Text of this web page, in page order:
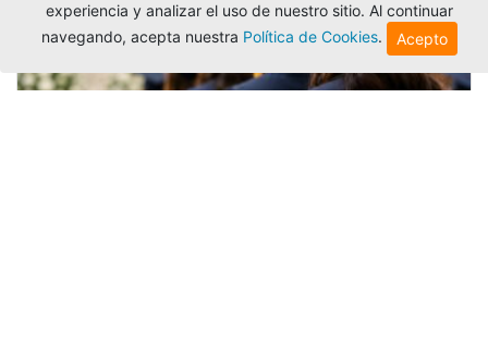
experiencia y analizar el uso de nuestro sitio. Al continuar
navegando, acepta nuestra Política de Cookies. Acepto